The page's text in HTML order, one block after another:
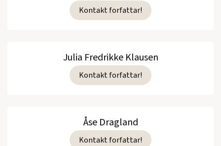
Kontakt forfattar!
Julia Fredrikke Klausen
Kontakt forfattar!
Åse Dragland
Kontakt forfattar!